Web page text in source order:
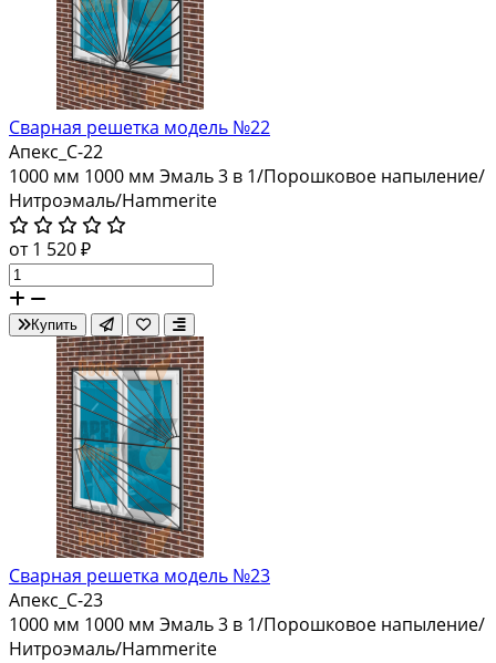
Сварная решетка модель №22
Апекс_С-22
1000 мм 1000 мм Эмаль 3 в 1/Порошковое напыление/
Нитроэмаль/Hammerite
от 1 520 ₽
Купить
Сварная решетка модель №23
Апекс_С-23
1000 мм 1000 мм Эмаль 3 в 1/Порошковое напыление/
Нитроэмаль/Hammerite